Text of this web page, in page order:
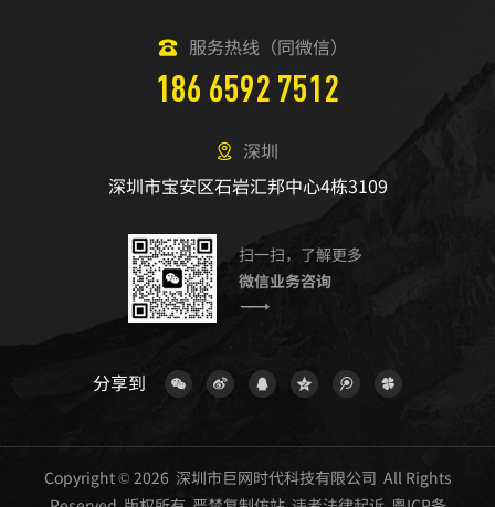
服务热线（同微信）
186 6592 7512
深圳
深圳市宝安区石岩汇邦中心4栋3109
扫一扫，了解更多
微信业务咨询
分享到
Copyright © 2026 深圳市巨网时代科技有限公司 All Rights